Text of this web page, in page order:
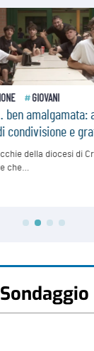
Sondaggio